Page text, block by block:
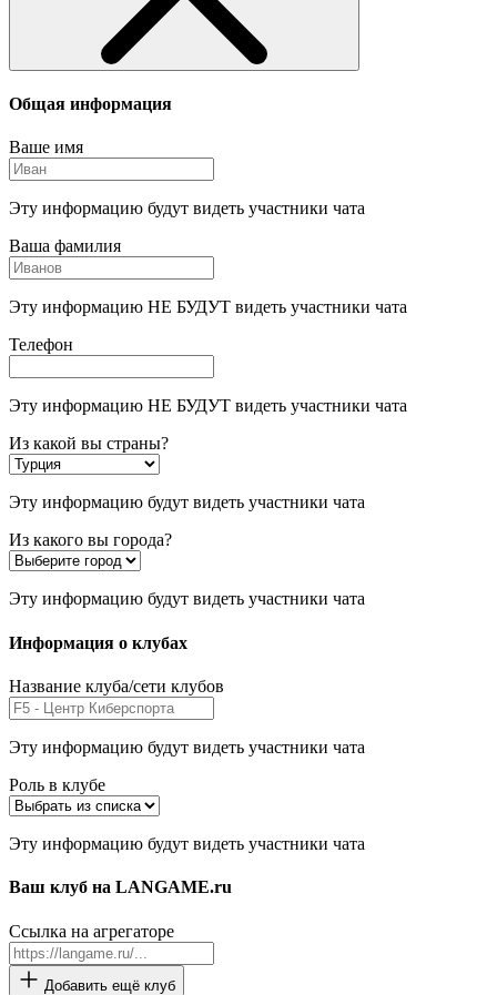
Общая информация
Ваше имя
Эту информацию будут видеть участники чата
Ваша фамилия
Эту информацию НЕ БУДУТ видеть участники чата
Телефон
Эту информацию НЕ БУДУТ видеть участники чата
Из какой вы страны?
Эту информацию будут видеть участники чата
Из какого вы города?
Эту информацию будут видеть участники чата
Информация о клубах
Название клуба/сети клубов
Эту информацию будут видеть участники чата
Роль в клубе
Эту информацию будут видеть участники чата
Ваш клуб на LANGAME.ru
Ссылка на агрегаторе
Добавить ещё клуб